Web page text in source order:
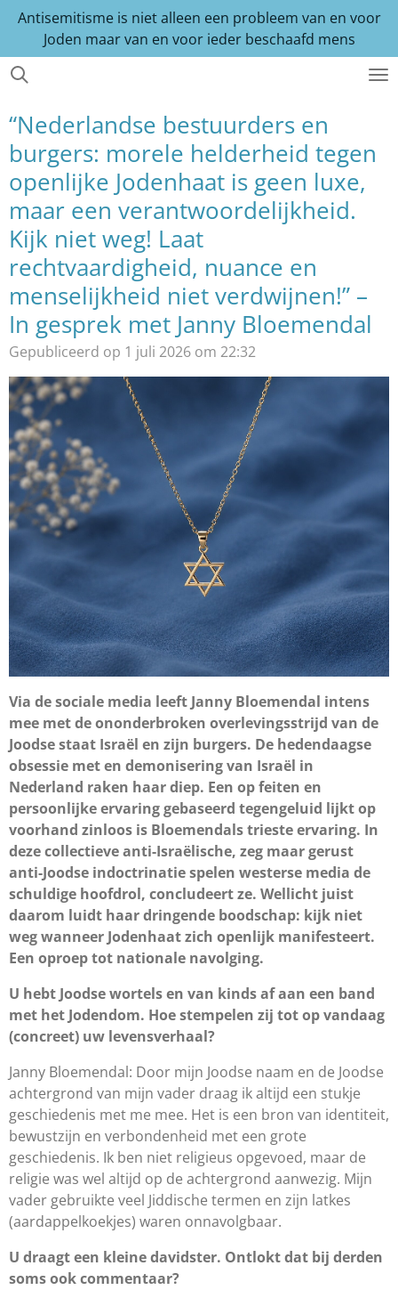
Ga
naar
de
Antisemitisme is niet alleen een probleem van en voor
Joden maar van en voor ieder beschaafd mens
“Nederlandse bestuurders en
burgers: morele helderheid tegen
openlijke Jodenhaat is geen luxe,
maar een verantwoordelijkheid.
Kijk niet weg! Laat
rechtvaardigheid, nuance en
menselijkheid niet verdwijnen!” –
In gesprek met Janny Bloemendal
Gepubliceerd op 1 juli 2026 om 22:32
Via de sociale media leeft Janny Bloemendal intens
mee met de ononderbroken overlevingsstrijd van de
Joodse staat Israël en zijn burgers. De hedendaagse
obsessie met en demonisering van Israël in
Nederland raken haar diep. Een op feiten en
persoonlijke ervaring gebaseerd tegengeluid lijkt op
voorhand zinloos is Bloemendals trieste ervaring. In
deze collectieve anti-Israëlische, zeg maar gerust
anti-Joodse indoctrinatie spelen westerse media de
schuldige hoofdrol, concludeert ze. Wellicht juist
daarom luidt haar dringende boodschap: kijk niet
weg wanneer Jodenhaat zich openlijk manifesteert.
Een oproep tot nationale navolging.
U hebt Joodse wortels en van kinds af aan een band
met het Jodendom. Hoe stempelen zij tot op vandaag
(concreet) uw levensverhaal?
Janny Bloemendal: Door mijn Joodse naam en de Joodse
achtergrond van mijn vader draag ik altijd een stukje
geschiedenis met me mee. Het is een bron van identiteit,
bewustzijn en verbondenheid met een grote
geschiedenis. Ik ben niet religieus opgevoed, maar de
religie was wel altijd op de achtergrond aanwezig. Mijn
vader gebruikte veel Jiddische termen en zijn latkes
(aardappelkoekjes) waren onnavolgbaar.
U draagt een kleine davidster. Ontlokt dat bij derden
soms ook commentaar?